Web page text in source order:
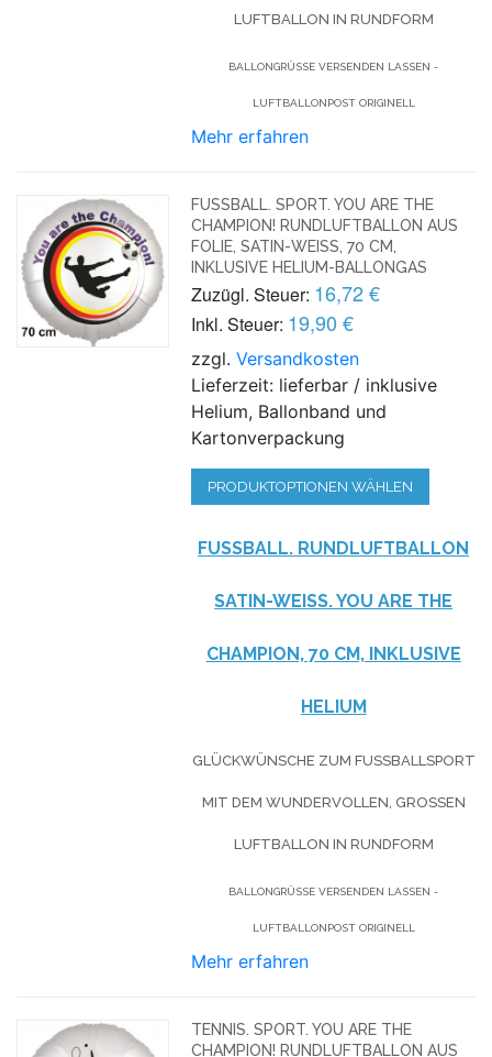
UFTBALLON IN RUNDFORM
BALLONGRÜSSE VERSENDEN LASSEN - L
UFTBALLONPOST ORIGINELL
Mehr erfahren
FUSSBALL. SPORT. YOU ARE THE C
HAMPION! RUNDLUFTBALLON AUS F
OLIE, SATIN-WEISS, 70 CM, I
NKLUSIVE HELIUM-BALLONGAS
Zuzügl. Steuer: 16,72 €
Inkl. Steuer: 19,90 €
zzgl.Versandkosten
Lieferzeit: lieferbar / inklusive
Helium, Ballonband und
Kartonverpackung
PRODUKTOPTIONEN WÄHLEN
FUSSBALL. RUNDLUFTBALLON S
ATIN-WEISS. YOU ARE THE C
HAMPION, 70 CM, INKLUSIVE H
ELIUM
GLÜCKWÜNSCHE ZUM FUSSBALLSPORT M
IT DEM WUNDERVOLLEN, GROSSEN LU
FTBALLON IN RUNDFORM
BALLONGRÜSSE VERSENDEN LASSEN - L
UFTBALLONPOST ORIGINELL
Mehr erfahren
TENNIS. SPORT. YOU ARE THE
CHAMPION! RUNDLUFTBALLON AUS